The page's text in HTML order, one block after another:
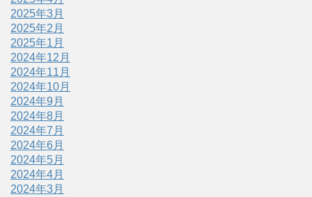
2025年3月
2025年2月
2025年1月
2024年12月
2024年11月
2024年10月
2024年9月
2024年8月
2024年7月
2024年6月
2024年5月
2024年4月
2024年3月